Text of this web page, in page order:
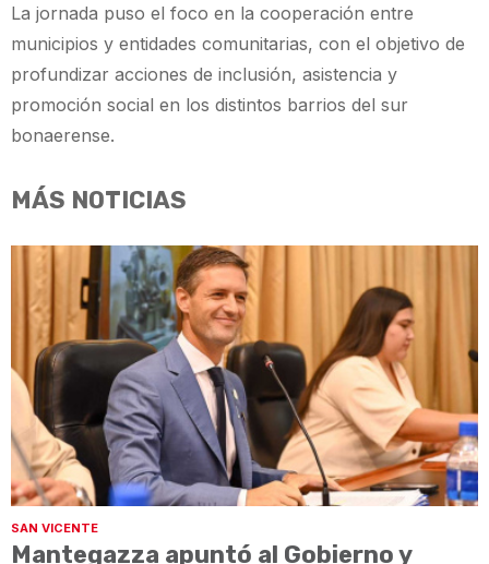
La jornada puso el foco en la cooperación entre
municipios y entidades comunitarias, con el objetivo de
profundizar acciones de inclusión, asistencia y
promoción social en los distintos barrios del sur
bonaerense.
MÁS NOTICIAS
SAN VICENTE
Mantegazza apuntó al Gobierno y